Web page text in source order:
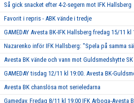
Så gick snacket efter 4-2-segern mot IFK Hallsberg
Favorit i repris - ABK vände i tredje
GAMEDAY Avesta BK-IFK Hallsberg fredag 15/11 kl
Nazarenko inför IFK Hallsberg: "Spela på samma
Avesta BK vände och vann mot Guldsmedshytte SK
GAMEDAY tisdag 12/11 kl 19:00. Avesta BK-
Avesta BK chanslösa mot serieledarna
Gameday. Fredag 8/11 kl 19:00 IFK Arboga-Avesta